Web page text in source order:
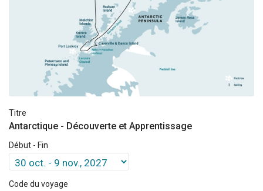
Titre
Antarctique - Découverte et Apprentissage
Début - Fin
Code du voyage